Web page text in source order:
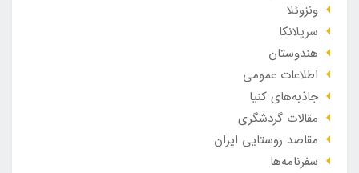
ونزوئلا
سریلانکا
هندوستان
اطلاعات عمومی
جاذبه‌های کنیا
مقالات گردشگری
مقاصد روستایی ایران
سفرنامه‌ها